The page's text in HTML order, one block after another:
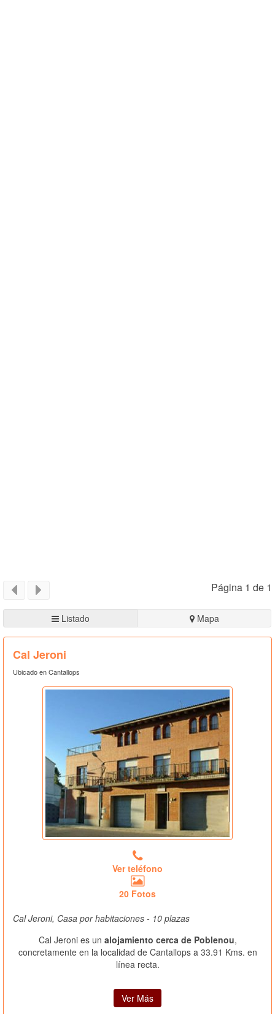
Página 1 de 1
Listado Mapa
Cal Jeroni
Ubicado en Cantallops
Ver teléfono
20 Fotos
Cal Jeroni, Casa por habitaciones - 10 plazas
Cal Jeroni es un alojamiento cerca de Poblenou,
concretamente en la localidad de Cantallops a 33.91 Kms. en
línea recta.
Ver Más